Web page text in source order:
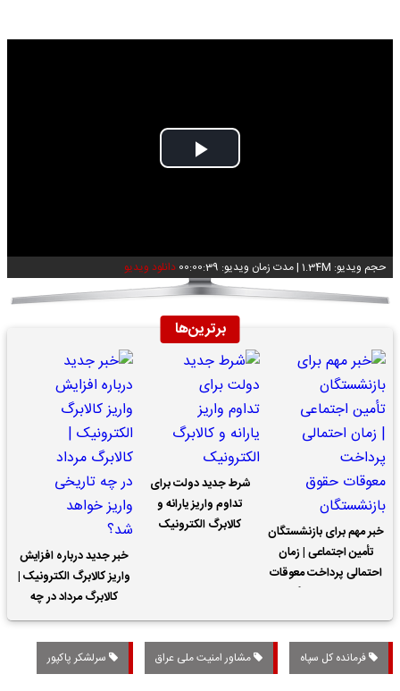
Play
حجم ویدیو: 1.34M |مدت زمان ویدیو: 00:00:39 دانلود ویدیو
برترین‌ها
خبر مهم برای بازنشستگان
تأمین اجتماعی | زمان
احتمالی پرداخت معوقات
شرط جدید دولت برای
تداوم واریز یارانه و
کالابرگ الکترونیک
خبر جدید درباره افزایش
واریز کالابرگ الکترونیک |
کالابرگ مرداد در چه
تاریخی واریز خواهد شد؟
فرمانده کل سپاه مشاور امنیت ملی عراق سرلشکر پاکپور